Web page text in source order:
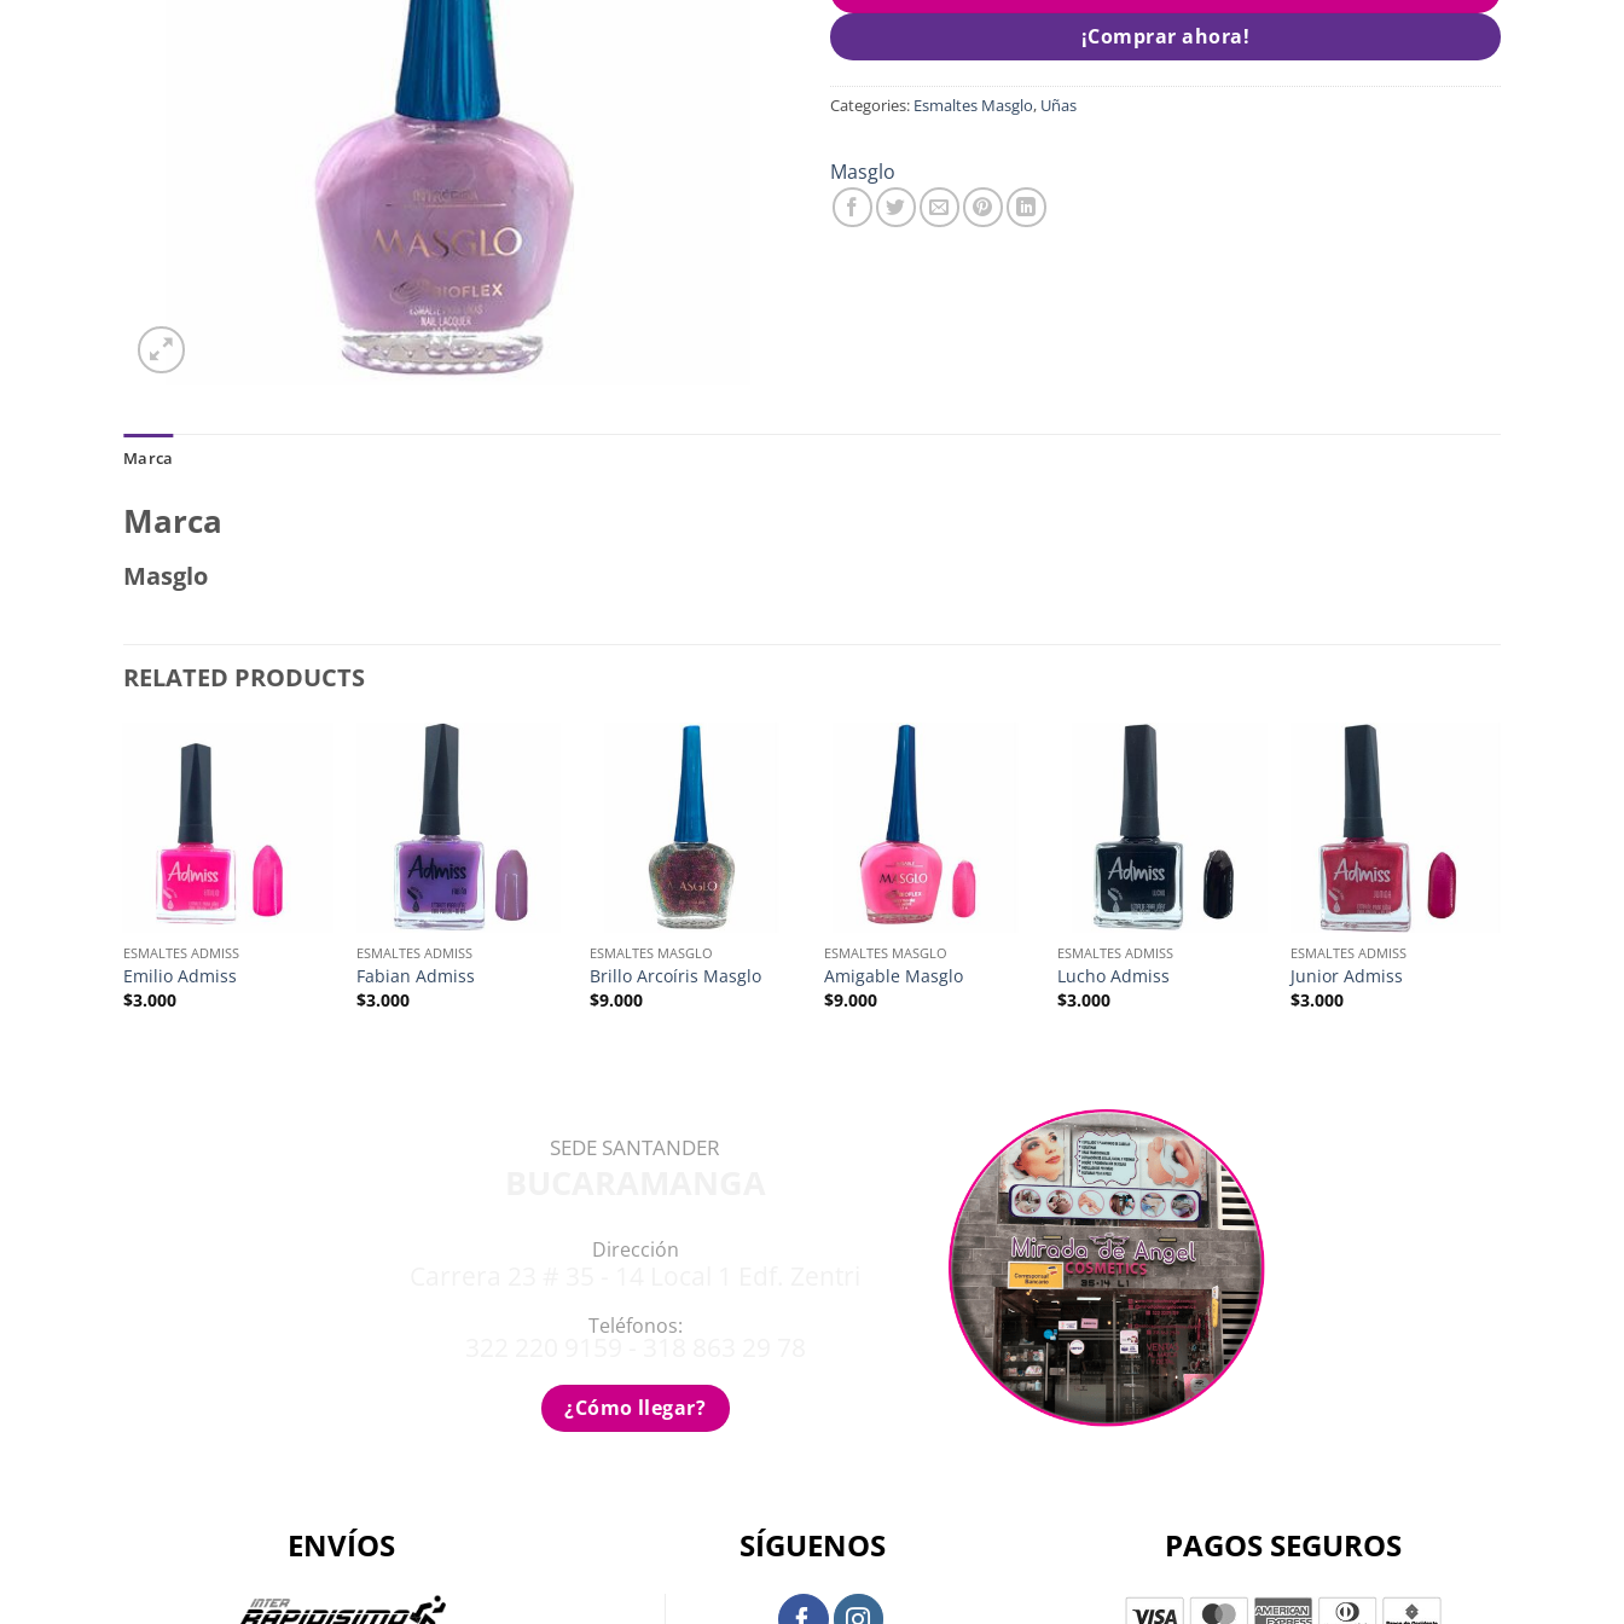
¡Comprar ahora!
Categories: Esmaltes Masglo, Uñas
Masglo
Marca
Marca
Masglo
RELATED PRODUCTS
ESMALTES ADMISS
Emilio Admiss
$3.000
ESMALTES ADMISS
Fabian Admiss
$3.000
ESMALTES MASGLO
Brillo Arcoíris Masglo
$9.000
ESMALTES MASGLO
Amigable Masglo
$9.000
ESMALTES ADMISS
Lucho Admiss
$3.000
ESMALTES ADMISS
Junior Admiss
$3.000
SEDE SANTANDER
Dirección
Teléfonos:
¿Cómo llegar?
ENVÍOS SÍGUENOS PAGOS SEGUROS